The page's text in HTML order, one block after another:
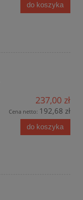
do koszyka
237,00 zł
Cena netto: 192,68 zł
do koszyka